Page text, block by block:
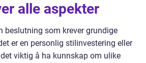
alle aspekter
beslutning som krever grundige
er en personlig stilinvestering eller
viktig å ha kunnskap om ulike